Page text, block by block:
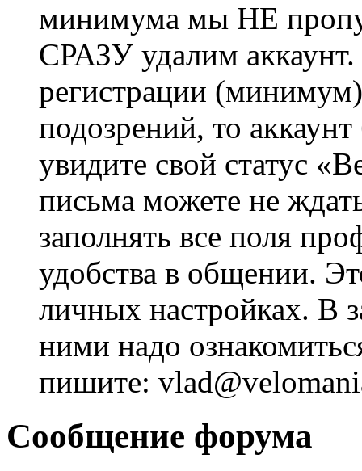
минимума мы НЕ
СРАЗУ удалим
регистрации
подозрений, то
увидите свой статус
письма можете не
заполнять все поля
удобства в общении.
личных настройках. В
ними надо
пишите:
Сообщение форума